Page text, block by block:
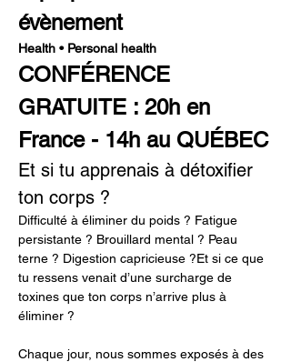
évènement
Health • Personal health
CONFÉRENCE
GRATUITE : 20h en
France - 14h au QUÉBEC
Et si tu apprenais à détoxifier
ton corps ?
Difficulté à éliminer du poids ? Fatigue
persistante ? Brouillard mental ? Peau
terne ? Digestion capricieuse ?Et si ce que
tu ressens venait d’une surcharge de
toxines que ton corps n’arrive plus à
éliminer ?
Chaque jour, nous sommes exposés à des